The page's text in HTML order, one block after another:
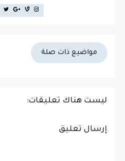
مواضيع ذات صلة
ليست هناك تعليقات:
إرسال تعليق